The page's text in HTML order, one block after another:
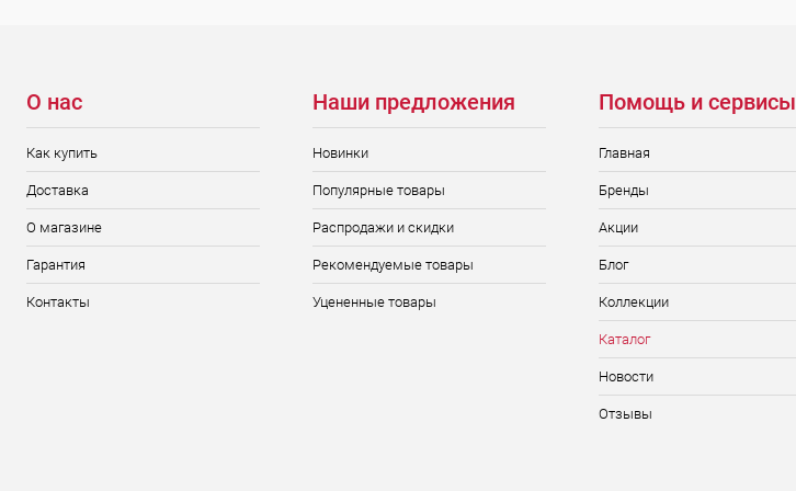
О нас
Как купить
Доставка
О магазине
Гарантия
Контакты
Наши предложения
Новинки
Популярные товары
Распродажи и скидки
Рекомендуемые товары
Уцененные товары
Помощь и сервисы
Главная
Бренды
Акции
Блог
Коллекции
Каталог
Новости
Отзывы